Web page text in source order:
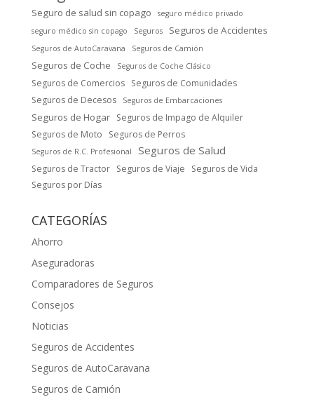
Seguro de salud sin copago
seguro médico privado
seguro médico sin copago
Seguros Seguros de Accidentes
Seguros de AutoCaravana Seguros de Camión
Seguros de Coche Seguros de Coche Clásico
Seguros de Comercios
Seguros de Comunidades
Seguros de Decesos
Seguros de Embarcaciones
Seguros de Hogar
Seguros de Impago de Alquiler
Seguros de Moto
Seguros de Perros
Seguros de R.C. Profesional Seguros de Salud
Seguros de Tractor Seguros de Viaje
Seguros de Vida
Seguros por Días
CATEGORÍAS
Ahorro
Aseguradoras
Comparadores de Seguros
Consejos
Noticias
Seguros de Accidentes
Seguros de AutoCaravana
Seguros de Camión